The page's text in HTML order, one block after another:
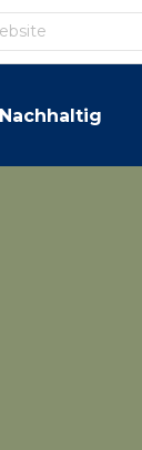
Nachhaltig